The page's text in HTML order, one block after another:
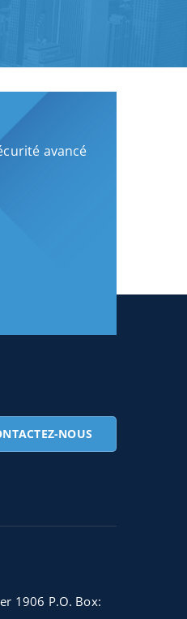
avancé
NOUS
1906 P.O. Box: